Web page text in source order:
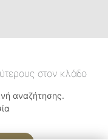
στον κλάδο
αναζήτησης.